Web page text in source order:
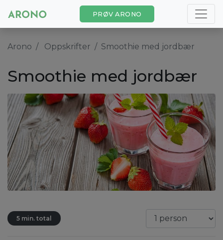
PRØV ARONO
Arono Oppskrifter Smoothie med jordbær
Smoothie med jordbær
5 min. total